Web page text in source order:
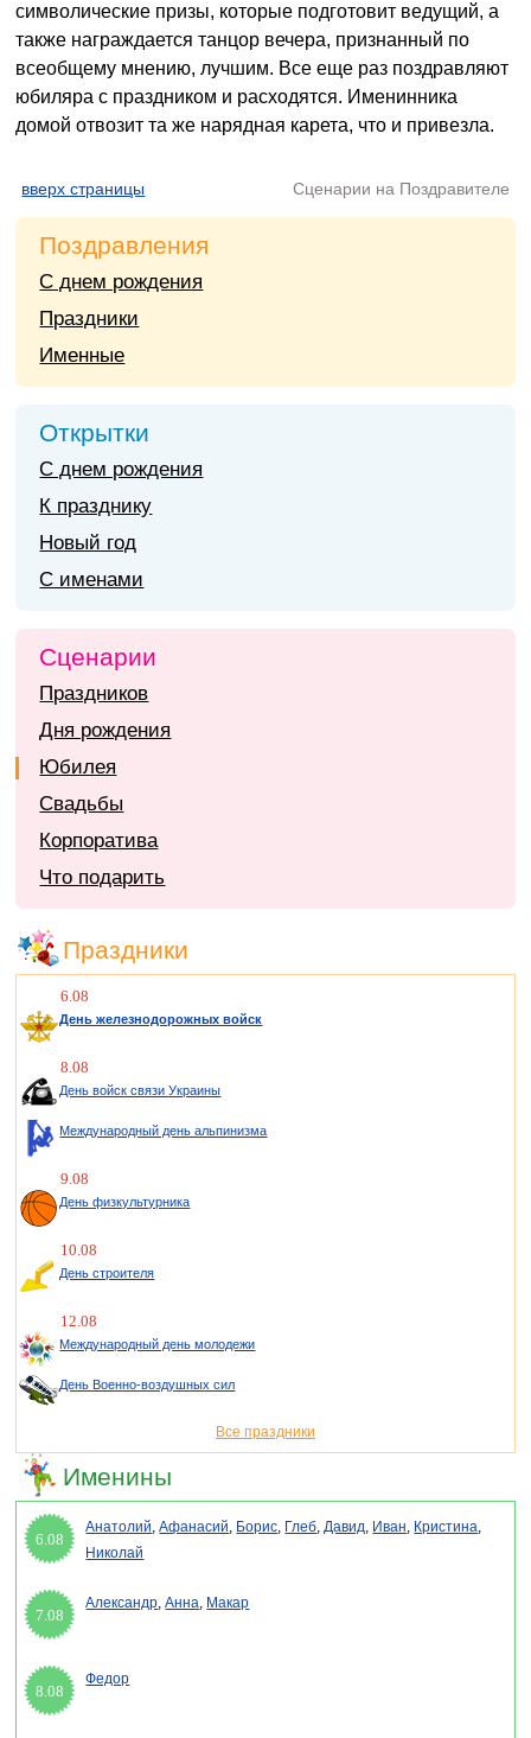
символические призы, которые подготовит ведущий, а
также награждается танцор вечера, признанный по
всеобщему мнению, лучшим. Все еще раз поздравляют
юбиляра с праздником и расходятся. Именинника
домой отвозит та же нарядная карета, что и привезла.
вверх страницы Сценарии на Поздравителе
Поздравления
С днем рождения
Праздники
Именные
Открытки
С днем рождения
К празднику
Новый год
С именами
Сценарии
Праздников
Дня рождения
Юбилея
Свадьбы
Корпоратива
Что подарить
Праздники
6.08
День железнодорожных войск
8.08
День войск связи Украины
Международный день альпинизма
9.08
День физкультурника
10.08
День строителя
12.08
Международный день молодежи
День Военно-воздушных сил
Все праздники
Именины
6.08
Анатолий,Афанасий, Борис, Глеб,Давид, Иван, Кристина,
Николай
7.08
Александр,Анна, Макар
8.08
Федор